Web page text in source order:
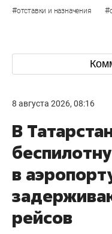
#отставки и назначения #
8 августа 2026, 08:16
В
в
рейсов